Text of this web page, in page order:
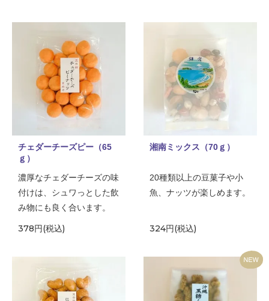
チェダーチーズピー（65
ｇ）
濃厚なチェダーチーズの味
付けは、シュワっとした飲
み物にも良く合います。
378円(税込)
湘南ミックス（70ｇ）
20種類以上の豆菓子や小
魚、ナッツが楽しめます。
324円(税込)